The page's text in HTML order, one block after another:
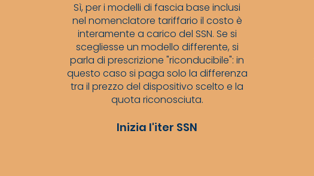
Sì, per i modelli di fascia base inclusi
nel nomenclatore tariffario il costo è
interamente a carico del SSN. Se si
scegliesse un modello differente, si
parla di prescrizione "riconducibile": in
questo caso si paga solo la differenza
tra il prezzo del dispositivo scelto e la
quota riconosciuta.
Inizia l'iter SSN